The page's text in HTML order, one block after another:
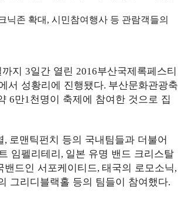
닉존 확대 , 시민참여행사 등 관람객들의
까지 3일간 열린 2016부산국제록페스티
서 성황리에 진행됐다. 부산문화관광축
6만1 천명이 축제에 참여한 것으로 집
, 로맨틱펀치 등의 국내팀들과 더불어
임펠리테리, 일본 유명 밴드 크리스탈
밴드인 서포케이티드, 태국의 로모소닉,
그리디블랙홀 등의 팀들이 참여했다.